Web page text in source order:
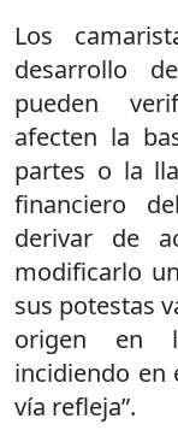
Los
desarrollo
pueden
afecten la
partes o la
financiero
derivar de
modificarlo
sus potestas
origen en
incidiendo en
vía refleja”.